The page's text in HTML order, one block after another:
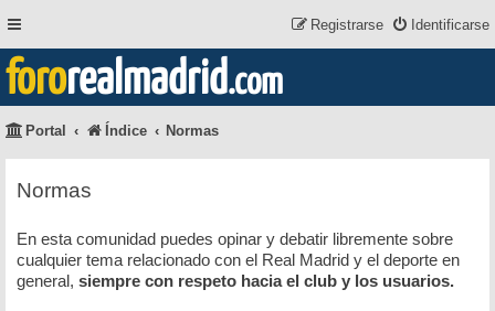
Identificarse
Registrarse
fororealmadrid.com
Portal Índice Normas
Normas
En esta comunidad puedes opinar y debatir libremente sobre
cualquier tema relacionado con el Real Madrid y el deporte en
general, siempre con respeto hacia el club y los usuarios.